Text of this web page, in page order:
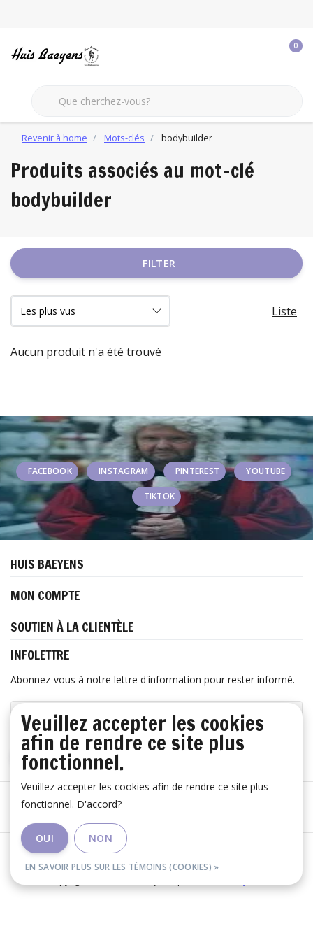
0
Revenir à home Mots-clés bodybuilder
Produits associés au mot-clé
bodybuilder
FILTER
Liste
Aucun produit n'a été trouvé
FACEBOOK INSTAGRAM PINTEREST YOUTUBE
TIKTOK
HUIS BAEYENS
MON COMPTE
SOUTIEN À LA CLIENTÈLE
INFOLETTRE
Abonnez-vous à notre lettre d'information pour rester informé.
S'ABONNER
Les conditions générales
Veuillez accepter les cookies
afin de rendre ce site plus
fonctionnel.
Veuillez accepter les cookies afin de rendre ce site plus
fonctionnel. D'accord?
OUI NON
EN SAVOIR PLUS SUR LES TÉMOINS (COOKIES) »